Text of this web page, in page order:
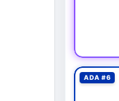
ADA #6